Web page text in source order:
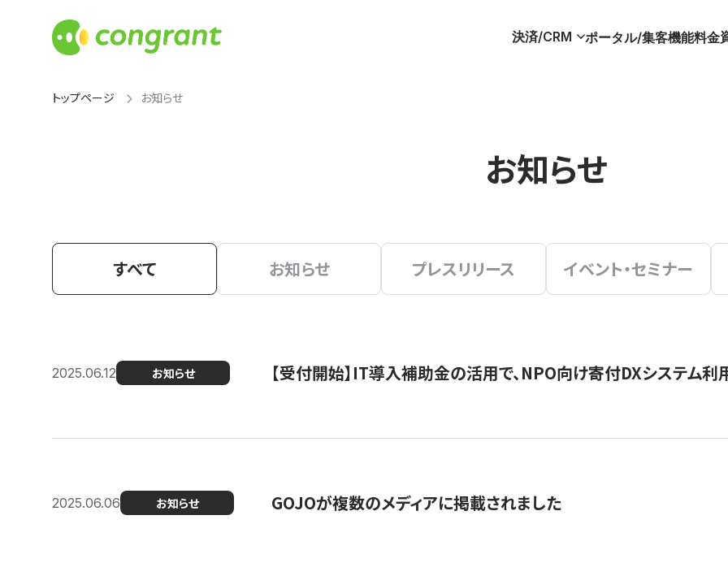
決済/CRM ポータル/集客機能料金
トップページ お知らせ
お知らせ
すべて お知らせ プレスリリース イベント・セミナー
2025.06.12 お知らせ 【受付開始】IT導入補助金の活用で、NPO向け寄付DXシステム
2025.06.06 お知らせ GOJOが複数のメディアに掲載されました